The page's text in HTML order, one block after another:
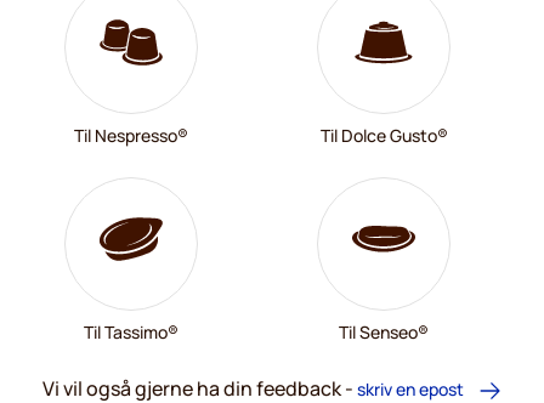
Til Nespresso® Til Dolce Gusto®
Til Tassimo® Til Senseo®
Vi vil også gjerne ha din feedback - skriv en epost